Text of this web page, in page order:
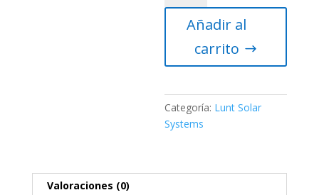
H-
LS60FHa
Stack)
cantidad
Añadir al
carrito
Categoría: Lunt Solar
Systems
Valoraciones (0)